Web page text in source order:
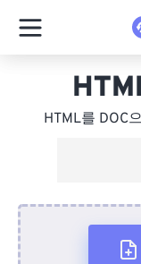
HTML를 DOC